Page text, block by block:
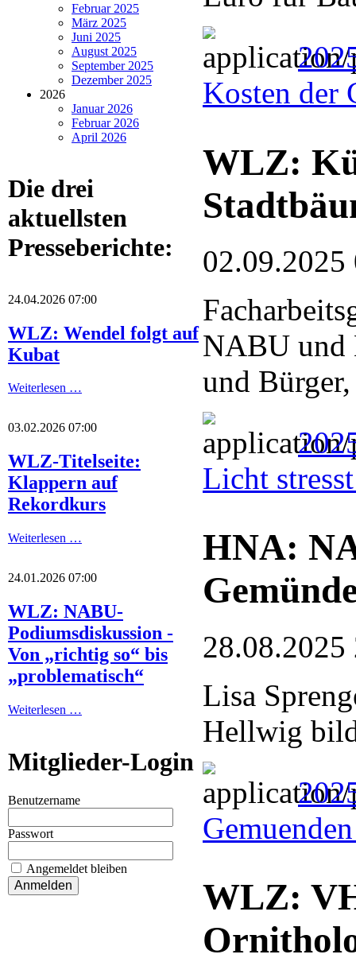
Februar 2025
März 2025
Juni 2025
August 2025
September 2025
Dezember 2025
2026
Januar 2026
Februar 2026
April 2026
Die drei
aktuellsten
Presseberichte:
24.04.2026 07:00
WLZ: Wendel folgt auf
Kubat
Weiterlesen …
03.02.2026 07:00
WLZ-Titelseite:
Klappern auf
Rekordkurs
Weiterlesen …
24.01.2026 07:00
WLZ: NABU-
Podiumsdiskussion -
Von „richtig so“ bis
„problematisch“
Weiterlesen …
Mitglieder-Login
Benutzername
Passwort
Angemeldet bleiben
Kosten der
WLZ:
02.09.2025
NABU und
und Bürger,
Licht
HNA:
28.08.2025
Lisa
Hellwig
WLZ: